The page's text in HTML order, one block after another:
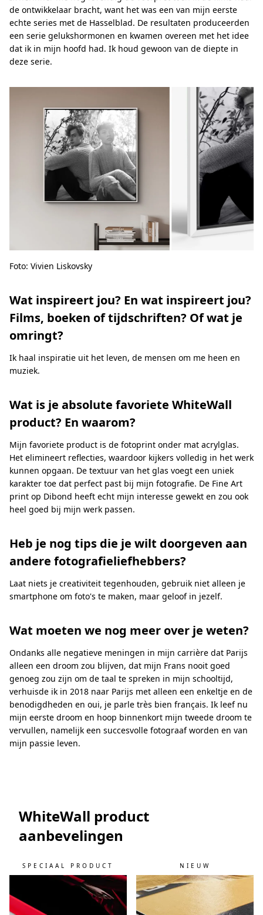
de ontwikkelaar bracht, want het was een van mijn eerste
echte series met de Hasselblad. De resultaten produceerden
een serie gelukshormonen en kwamen overeen met het idee
dat ik in mijn hoofd had. Ik houd gewoon van de diepte in
deze serie.
Foto: Vivien Liskovsky
Wat inspireert jou? En wat inspireert jou?
Films, boeken of tijdschriften? Of wat je
omringt?
Ik haal inspiratie uit het leven, de mensen om me heen en
muziek.
Wat is je absolute favoriete WhiteWall
product? En waarom?
Mijn favoriete product is de fotoprint onder mat acrylglas.
Het elimineert reflecties, waardoor kijkers volledig in het werk
kunnen opgaan. De textuur van het glas voegt een uniek
karakter toe dat perfect past bij mijn fotografie. De Fine Art
print op Dibond heeft echt mijn interesse gewekt en zou ook
heel goed bij mijn werk passen.
Heb je nog tips die je wilt doorgeven aan
andere fotografieliefhebbers?
Laat niets je creativiteit tegenhouden, gebruik niet alleen je
smartphone om foto's te maken, maar geloof in jezelf.
Wat moeten we nog meer over je weten?
Ondanks alle negatieve meningen in mijn carrière dat Parijs
alleen een droom zou blijven, dat mijn Frans nooit goed
genoeg zou zijn om de taal te spreken in mijn schooltijd,
verhuisde ik in 2018 naar Parijs met alleen een enkeltje en de
benodigdheden en oui, je parle très bien français. Ik leef nu
mijn eerste droom en hoop binnenkort mijn tweede droom te
vervullen, namelijk een succesvolle fotograaf worden en van
mijn passie leven.
WhiteWall product
aanbevelingen
SPECIAAL PRODUCT NIEUW